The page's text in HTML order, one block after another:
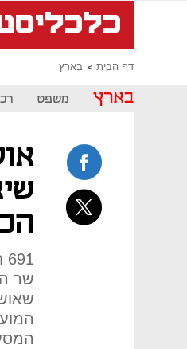
דף הבית בארץ
בארץ משפט
שר